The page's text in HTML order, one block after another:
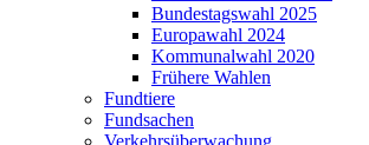
Bundestagswahl 2025
Europawahl 2024
Kommunalwahl 2020
Frühere Wahlen
Fundtiere
Fundsachen
Verkehrsüberwachung